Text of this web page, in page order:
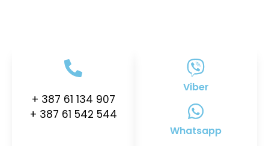
+ 387 61 134 907
+ 387 61 542 544
Viber
Whatsapp